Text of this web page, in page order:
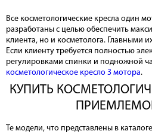
Все косметологические кресла один
разработаны с целью обеспечить
клиента, но и косметолога. Главными
Если клиенту требуется полностью
регулировками спинки и подножной
косметологическое кресло 3 мотора.
КУПИТЬ
Те модели, что представлены в